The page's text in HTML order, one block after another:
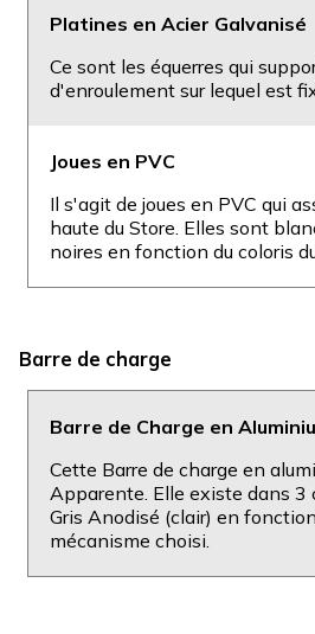
Platines en Acier Galvanisé
Ce sont les équerres qui
d'enroulement sur lequel est
Joues en PVC
Il s'agit de joues en PVC qui
haute du Store. Elles sont
noires en fonction du coloris
Barre de charge
Barre de Charge en
Cette Barre de charge en
Apparente. Elle existe dans 3
Gris Anodisé (clair) en
mécanisme choisi.